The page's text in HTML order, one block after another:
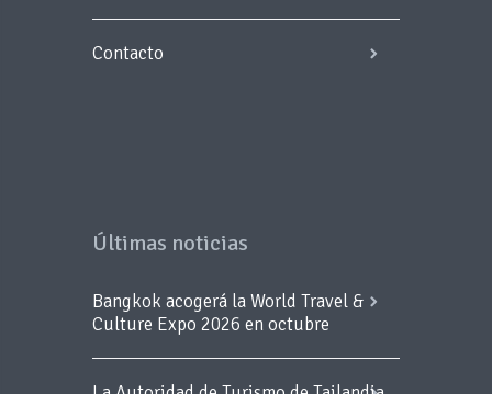
Contacto
Últimas noticias
Bangkok acogerá la World Travel &
Culture Expo 2026 en octubre